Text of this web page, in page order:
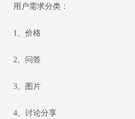
用户需求分类：
1、价格
2、问答
3、图片
4、讨论分享